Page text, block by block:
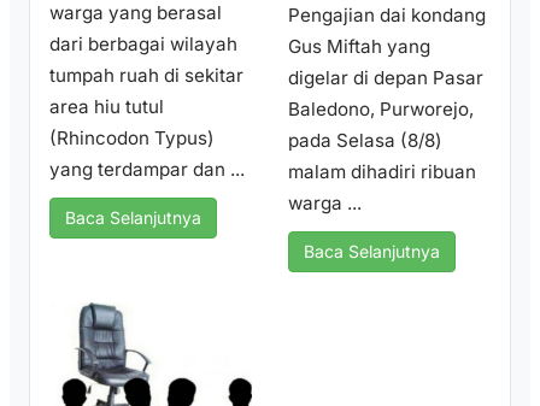
warga yang berasal
dari berbagai wilayah
tumpah ruah di sekitar
area hiu tutul
(Rhincodon Typus)
yang terdampar dan ...
Baca Selanjutnya
Pengajian dai kondang
Gus Miftah yang
digelar di depan Pasar
Baledono, Purworejo,
pada Selasa (8/8)
malam dihadiri ribuan
warga ...
Baca Selanjutnya